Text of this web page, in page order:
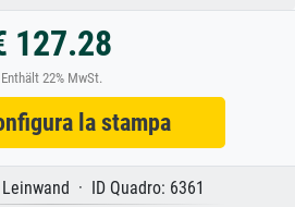
127.28
Enthält 22% MwSt.
la stampa
· ID Quadro: 6361